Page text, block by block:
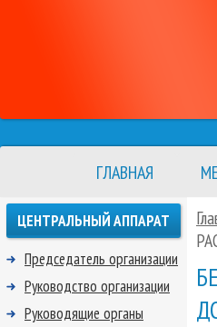
ГЛАВНАЯ
ЦЕНТРАЛЬНЫЙ АППАРАТ
Председатель организации
Руководство организации
Руководящие органы